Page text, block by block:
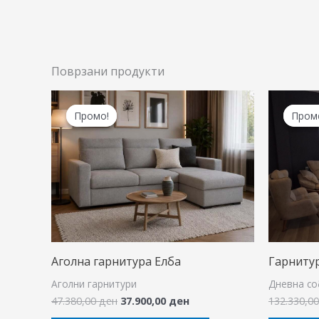
Поврзани продукти
Промо!
Промо!
Аголна гарнитура Елба
Аголни гарнитури
47.380,00ден
Original
price
was:
47.380,00 ден.
37.900,00 ден
Current
is:
37.900,00 ден.
Дневна